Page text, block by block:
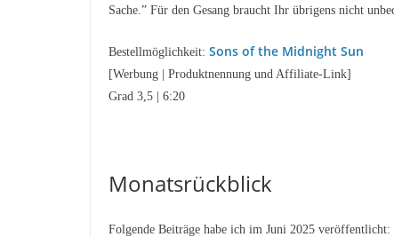
Sache.” Für den Gesang braucht Ihr übrigens nicht
Bestellmöglichkeit: Sons of the Midnight Sun
[Werbung | Produktnennung und Affiliate-Link]
Grad 3,5 | 6:20
Monatsrückblick
Folgende Beiträge habe ich im Juni 2025 veröffentlicht: